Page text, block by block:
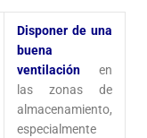
Disponer de una
buena
ventilación
en
las zonas de
almacenamiento,
especialmente